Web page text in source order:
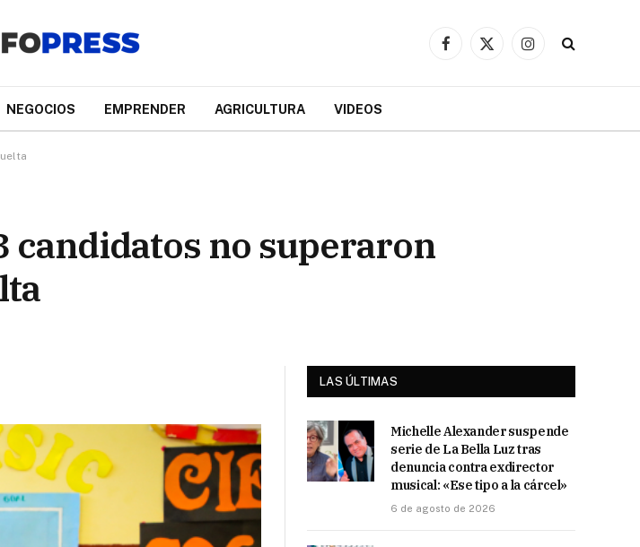
Facebook
X
Instagram
NEGOCIOS EMPRENDER AGRICULTURA VIDEOS
candidatos no superaron
LAS ÚLTIMAS
Michelle Alexander suspende
serie de La Bella Luz tras
denuncia contra exdirector
musical: «Ese tipo a la cárcel»
6 de agosto de 2026